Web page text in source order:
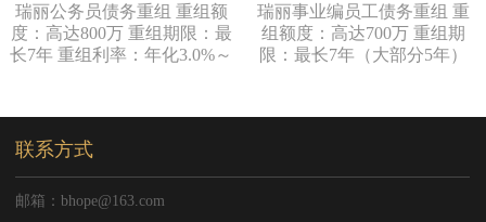
瑞丽公务员债务重组 重组额
度：高达800万 重组期限：最
长7年 重组利率：年化3.0%～
瑞丽事业编员工债务重组 重
组额度：高达700万 重组期
限：最长7年（大部分5年）
联系方式
邮箱：bhope@163.com